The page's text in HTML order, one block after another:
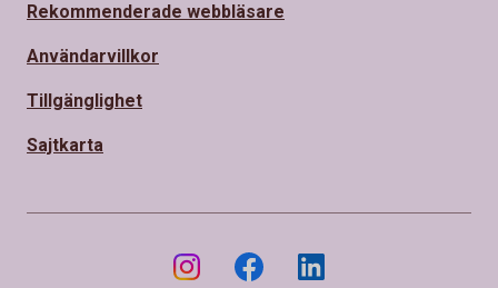
Rekommenderade webbläsare
Användarvillkor
Tillgänglighet
Sajtkarta